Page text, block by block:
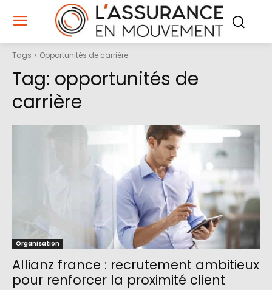
Tags Opportunités de carrière
Tag: opportunités de
carrière
Organisation
Allianz france : recrutement ambitieux
pour renforcer la proximité client